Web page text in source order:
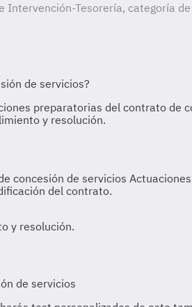
Intervención-Tesorería, categoría
concesión de servicios
del contrato.
y resolución.